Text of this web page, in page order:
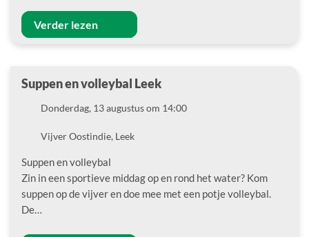
Verder lezen
Suppen en volleybal Leek
DatumDonderdag, 13 augustus om 14:00
LocatieVijver Oostindie, Leek
Suppen en volleybal
Zin in een sportieve middag op en rond het water? Kom
suppen op de vijver en doe mee met een potje volleybal.
De…